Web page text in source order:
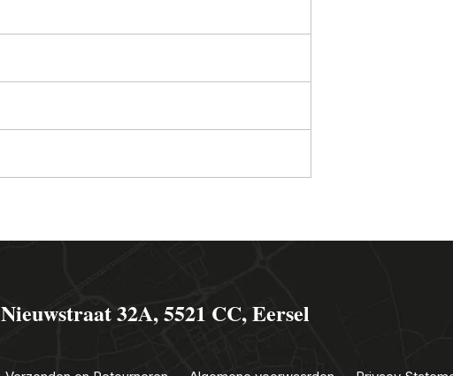
Nieuwstraat 32A, 5521 CC, Eersel